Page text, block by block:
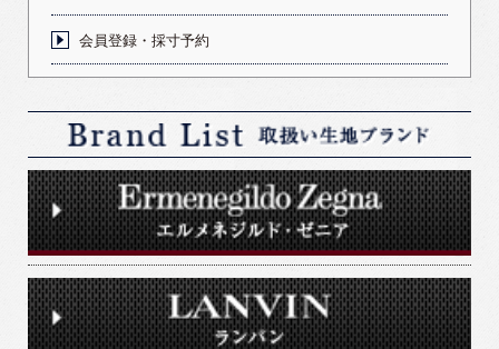
会員登録・採寸予約